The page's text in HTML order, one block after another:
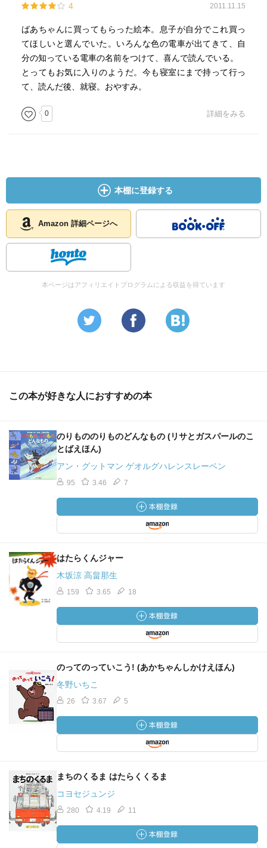
4 2011.11.15
ばあちゃんに買ってもらった絵本。息子が自分でこれ買っ
てほしいと選んでいた。いろんな色の電車が出てきて、自
分の知っている電車の名前をつけて、喜んで読んでいる。
とってもお気に入りのようだ。今も寝室にまで持って行っ
て、読んだ後、就寝。おやすみ。
0 詳細をみる
本棚に登録する
Amazon 詳細ページへ
本ページはアフィリエイトプログラムによる収益を得ています
この本が好きな人におすすめの本
のりもののりものどんなもの (リサとガスパールのこ
とばえほん)
アン・グットマン ゲオルグハレンスレーベン
95 3.46 7
はたらくんジャー
木坂涼 高畠那生
159 3.65 18
のってのっていこう! (あかちゃんしかけえほん)
冬野いちこ
26 3.67 5
まちのくるま はたらくくるま
コヨセジュンジ
280 4.19 11